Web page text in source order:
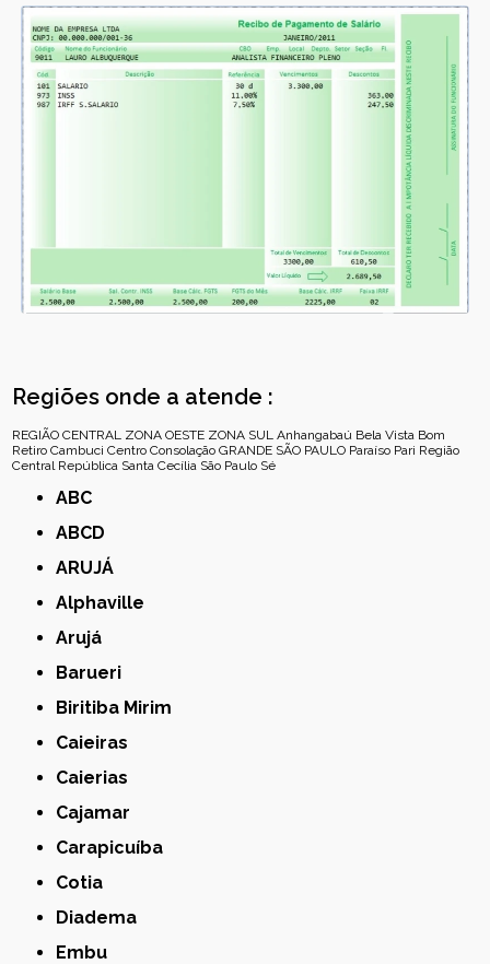
Regiões onde a atende :
REGIÃO CENTRAL ZONA OESTE ZONA SUL Anhangabaú Bela Vista Bom
Retiro Cambuci Centro Consolação GRANDE SÃO PAULO Paraíso Pari Região
Central República Santa Cecília São Paulo Sé
ABC
ABCD
ARUJÁ
Alphaville
Arujá
Barueri
Biritiba Mirim
Caieiras
Caierias
Cajamar
Carapicuíba
Cotia
Diadema
Embu